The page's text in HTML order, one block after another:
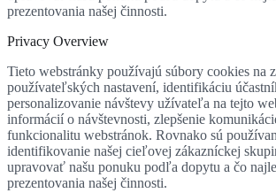
prezentovania našej činnosti.
Privacy Overview
Tieto webstránky používajú súbory cookies na
používateľských nastavení, identifikáciu
personalizovanie návštevy užívateľa na tejto
informácií o návštevnosti, zlepšenie
funkcionalitu webstránok. Rovnako sú
identifikovanie našej cieľovej zákazníckej
upravovať našu ponuku podľa dopytu a čo
prezentovania našej činnosti.